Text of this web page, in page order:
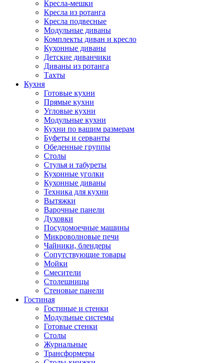
Кресла-мешки
Кресла из ротанга
Кресла подвесные
Модульные диваны
Комплекты диван и кресло
Кухонные диваны
Детские диванчики
Диваны из ротанга
Тахты
Кухня
Готовые кухни
Прямые кухни
Угловые кухни
Модульные кухни
Кухни по вашим размерам
Буфеты и серванты
Обеденные группы
Столы
Стулья и табуреты
Кухонные уголки
Кухонные диваны
Техника для кухни
Вытяжки
Варочные панели
Духовки
Посудомоечные машины
Микроволновые печи
Чайники, блендеры
Сопутствующие товары
Мойки
Смесители
Столешницы
Стеновые панели
Гостиная
Гостиные и стенки
Модульные системы
Готовые стенки
Столы
Журнальные
Трансформеры